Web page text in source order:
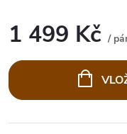
1 499 Kč /
cena: